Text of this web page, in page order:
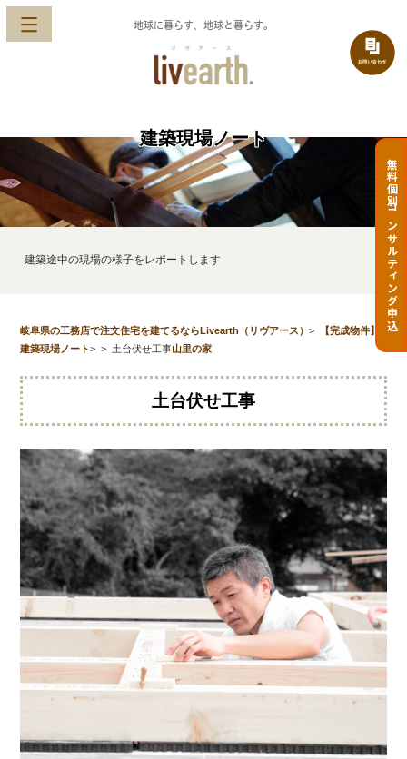
地球に暮らす、地球と暮らす。
無料個別コンサルティング申込
建築現場ノート
建築途中の現場の様子をレポートします
岐阜県の工務店で注文住宅を建てるならLivearth（リヴアース）>
建築現場ノート>
【完成物件】
山里の家
> 土台伏せ工事
土台伏せ工事